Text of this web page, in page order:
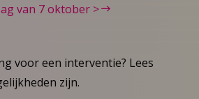
van 7 oktober >
voor een interventie? Lees
zijn.